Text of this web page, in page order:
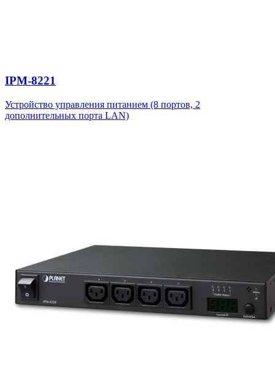
IPM-8221
Устройство управления питанием (8 портов, 2
дополнительных порта LAN)